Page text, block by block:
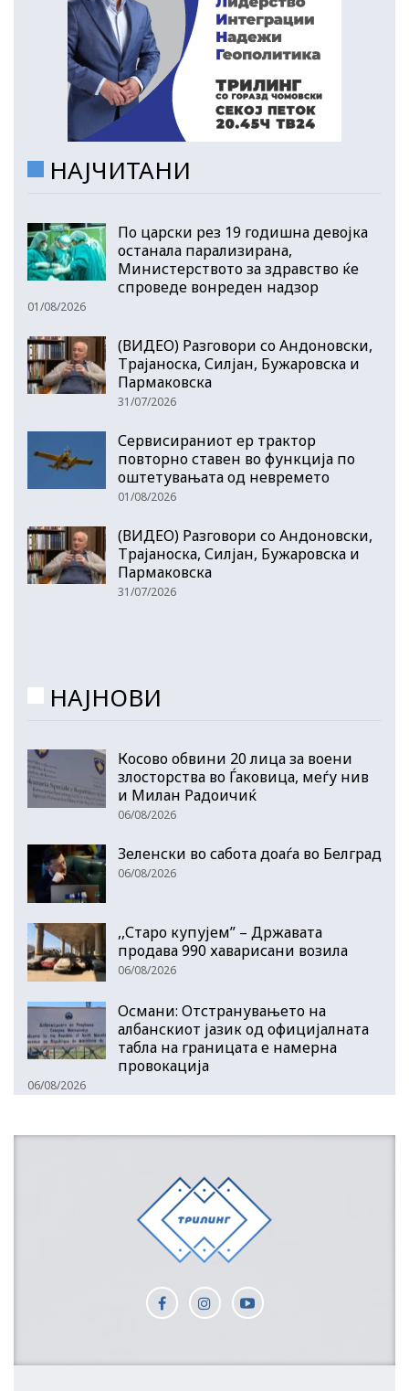
НАЈЧИТАНИ
По царски рез 19 годишна девојка
останала парализирана,
Министерството за здравство ќе
спроведе вонреден надзор
01/08/2026
(ВИДЕО) Разговори со Андоновски,
Трајаноска, Силјан, Бужаровска и
Пармаковска
31/07/2026
Сервисираниот ер трактор
повторно ставен во функција по
оштетувањата од невремето
01/08/2026
(ВИДЕО) Разговори со Андоновски,
Трајаноска, Силјан, Бужаровска и
Пармаковска
31/07/2026
НАЈНОВИ
Косово обвини 20 лица за воени
злосторства во Ѓаковица, меѓу нив
и Милан Радоичиќ
06/08/2026
Зеленски во сабота доаѓа во Белград
06/08/2026
,,Старо купујем” – Државата
продава 990 хаварисани возила
06/08/2026
Османи: Отстранувањето на
албанскиот јазик од официјалната
табла на границата е намерна
провокација
06/08/2026